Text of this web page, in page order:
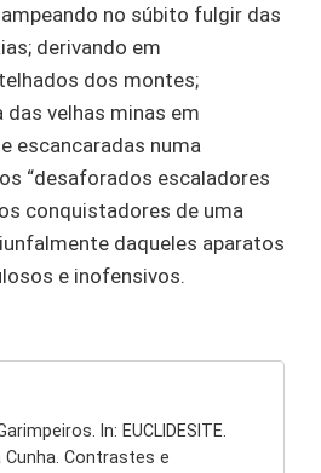
no súbito fulgir das
derivando em
dos montes;
das velhas minas em
escancaradas numa
“desaforados escaladores
conquistadores de uma
daqueles aparatos
e inofensivos.
In: EUCLIDESITE.
Cunha. Contrastes e